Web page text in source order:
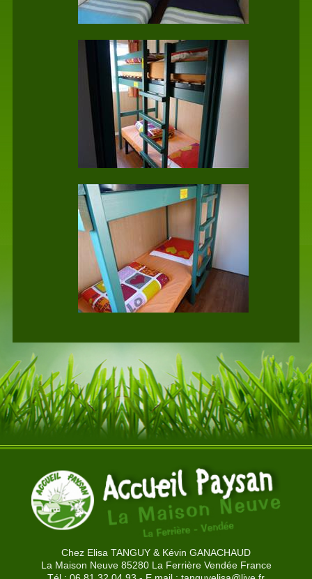
Chez Elisa TANGUY & Kévin GANACHAUD
La Maison Neuve 85280 La Ferrière Vendée France